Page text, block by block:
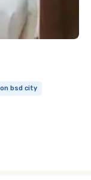
bsd city